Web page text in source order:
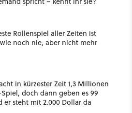
Rollenspiel aller Zeiten ist
noch nie, aber nicht mehr
in kürzester Zeit 1,3 Millionen
doch dann geben es 99
er steht mit 2.000 Dollar da